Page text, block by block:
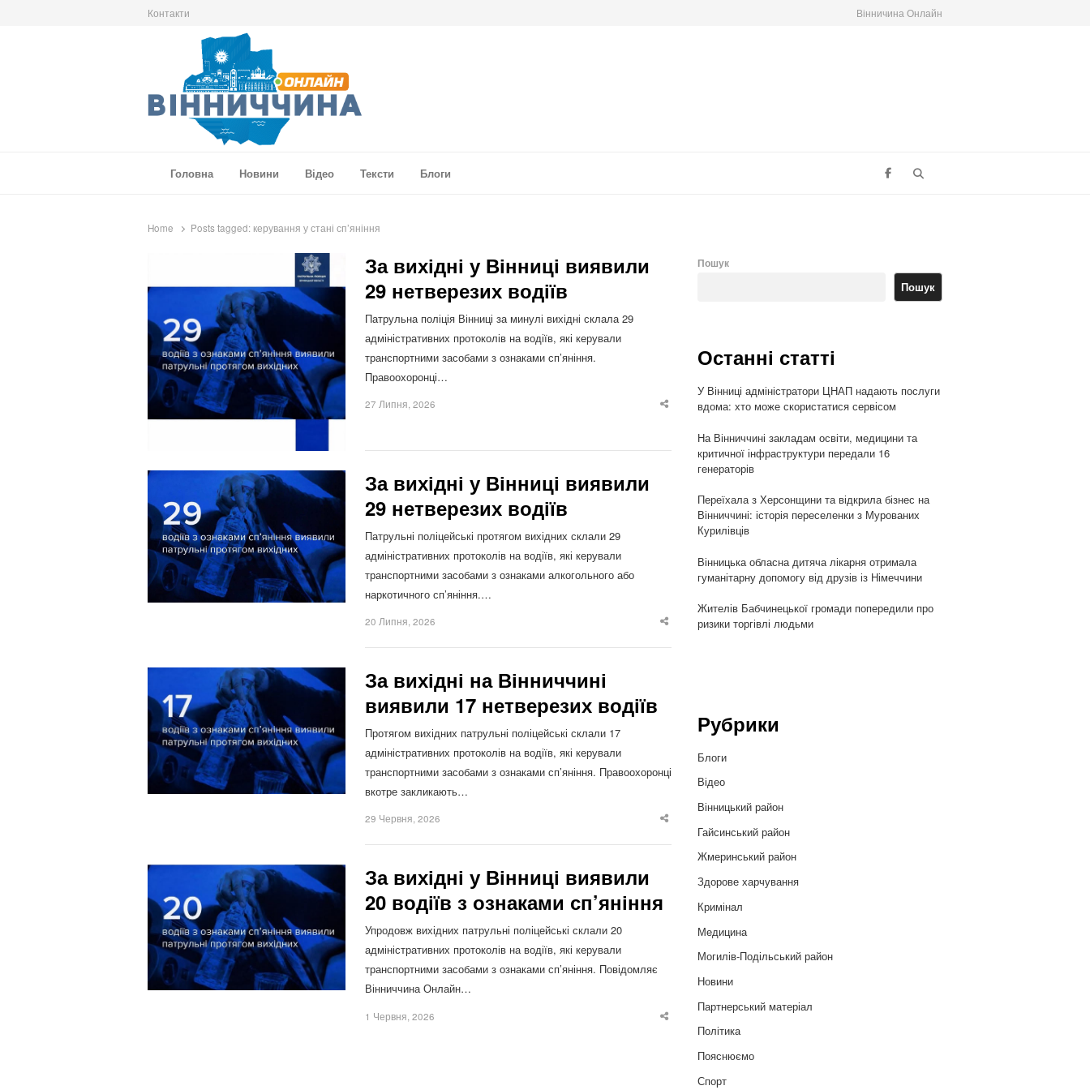
Контакти Вінничина Онлайн
Головна
Новини Відео Тексти Блоги
Home Posts tagged: керування у стані сп’яніння
За вихідні у Вінниці виявили
29 нетверезих водіїв
Патрульна поліція Вінниці за минулі вихідні склала 29
адміністративних протоколів на водіїв, які керували
транспортними засобами з ознаками сп’яніння.
Правоохоронці…
27 Липня, 2026
Share
За вихідні у Вінниці виявили
29 нетверезих водіїв
Патрульні поліцейські протягом вихідних склали 29
адміністративних протоколів на водіїв, які керували
транспортними засобами з ознаками алкогольного або
наркотичного сп’яніння.…
20 Липня, 2026
Share
За вихідні на Вінниччині
виявили 17 нетверезих водіїв
Протягом вихідних патрульні поліцейські склали 17
адміністративних протоколів на водіїв, які керували
транспортними засобами з ознаками сп’яніння. Правоохоронці
вкотре закликають…
29 Червня, 2026
Share
За вихідні у Вінниці виявили
20 водіїв з ознаками сп’яніння
Упродовж вихідних патрульні поліцейські склали 20
адміністративних протоколів на водіїв, які керували
транспортними засобами з ознаками сп’яніння. Повідомляє
Вінниччина Онлайн…
1 Червня, 2026
Share
Пошук
Пошук
Останні статті
У Вінниці адміністратори ЦНАП надають послуги
вдома: хто може скористатися сервісом
На Вінниччині закладам освіти, медицини та
критичної інфраструктури передали 16
генераторів
Переїхала з Херсонщини та відкрила бізнес на
Вінниччині: історія переселенки з Мурованих
Курилівців
Вінницька обласна дитяча лікарня отримала
гуманітарну допомогу від друзів із Німеччини
Жителів Бабчинецької громади попередили про
ризики торгівлі людьми
Рубрики
Блоги
Відео
Вінницький район
Гайсинський район
Жмеринський район
Здорове харчування
Кримінал
Медицина
Могилів-Подільський район
Новини
Партнерський матеріал
Політика
Пояснюємо
Спорт